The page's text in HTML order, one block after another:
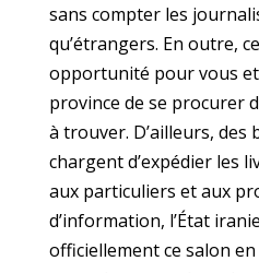
sans compter les
qu’étrangers. En outre,
opportunité pour vous
province de se procurer
à trouver. D’ailleurs, des
chargent d’expédier les
aux particuliers et aux
d’information, l’État
officiellement ce salon